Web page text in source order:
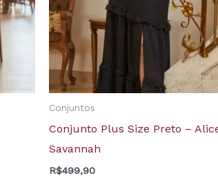
Conjuntos
Conjunto Plus Size Preto –
Savannah
R$499,90